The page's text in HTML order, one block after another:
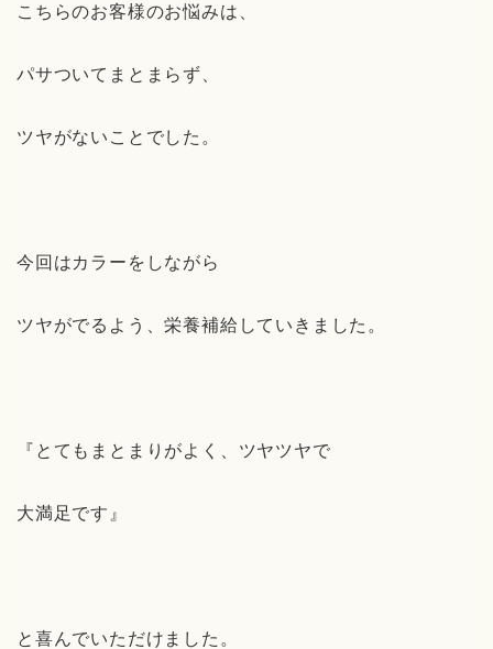
こちらのお客様のお悩みは、
パサついてまとまらず、
ツヤがないことでした。
今回はカラーをしながら
ツヤがでるよう、栄養補給していきました。
『とてもまとまりがよく、ツヤツヤで
大満足です』
と喜んでいただけました。